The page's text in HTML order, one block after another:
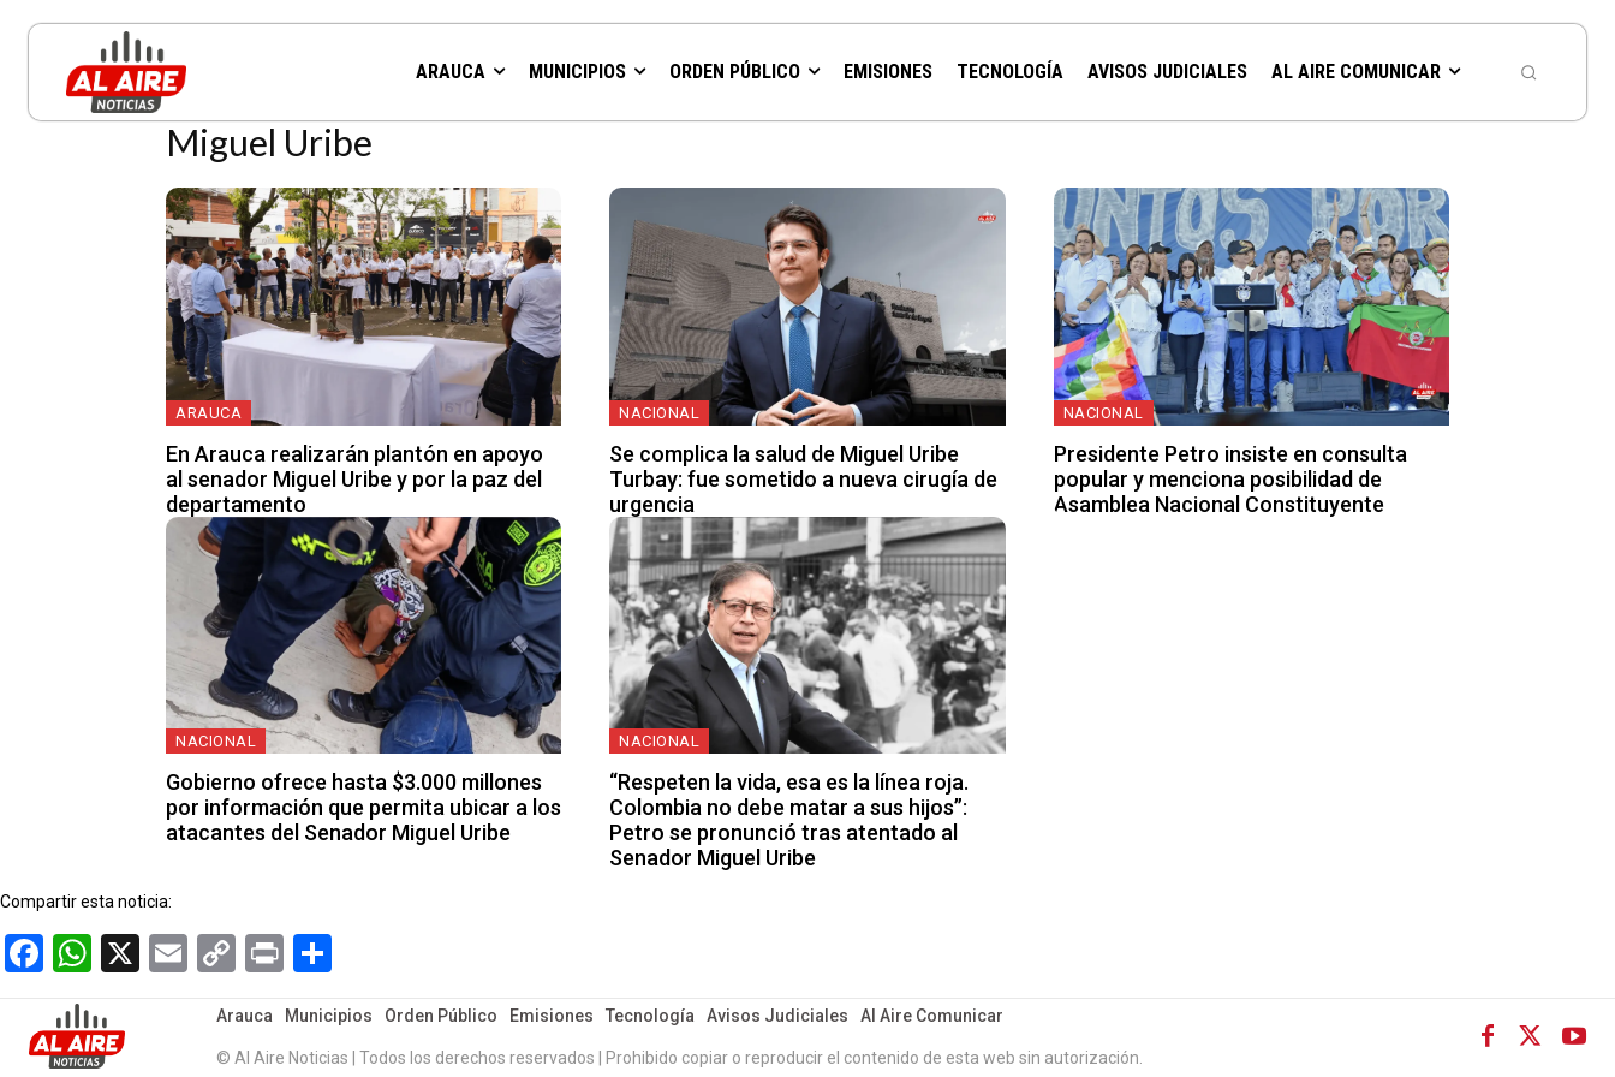
ARAUCA MUNICIPIOS ORDEN PÚBLICO EMISIONES TECNOLOGÍA AVISOS JUDICIALES AL AIRE COMUNICAR
Miguel Uribe
ARAUCA
En Arauca realizarán plantón en apoyo
al senador Miguel Uribe y por la paz del
departamento
NACIONAL
Se complica la salud de Miguel Uribe
Turbay: fue sometido a nueva cirugía de
urgencia
NACIONAL
Presidente Petro insiste en consulta
popular y menciona posibilidad de
Asamblea Nacional Constituyente
NACIONAL
Gobierno ofrece hasta $3.000 millones
por información que permita ubicar a los
atacantes del Senador Miguel Uribe
NACIONAL
“Respeten la vida, esa es la línea roja.
Colombia no debe matar a sus hijos”:
Petro se pronunció tras atentado al
Senador Miguel Uribe
Compartir esta noticia:
Facebook
WhatsApp
X EmailCopy
Print
Arauca Municipios Orden Público Emisiones Tecnología Avisos Judiciales Al Aire Comunicar
© Al Aire Noticias | Todos los derechos reservados | Prohibido copiar o reproducir el contenido de esta web sin autorización.